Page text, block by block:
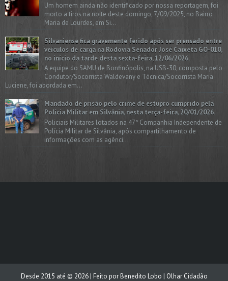
Um homem ainda não identificado por nossa reportagem, foi
morto a tiros na noite deste domingo, 7/09/2025, no Bairro
Maria de Lourdes, em Si...
Silvaniense fica gravemente ferido após ser prensado entre
veículos de carga na Rodovia Senador José Caixeta GO-010,
no início da tarde desta sexta-feira, 12/06/2026.
A equipe do SAMU de Bonfinópolis, na USB-30, composta pelo
Condutor/Socorrista Waldevany e Técnica/Socorrista Maria
Luciene, foi abordada em...
Mandado de prisão pelo crime de estupro cumprido pela
Polícia Militar em Silvânia, nesta terça-feira, 20/01/2026.
Policiais Militares lotados na 47ª Companhia Independente de
Polícia Militar de Silvânia, após compartilhamento de
informações com as agênci...
Desde 2015 até © 2026| Feito porBenedito Lobo | Olhar Cidadão